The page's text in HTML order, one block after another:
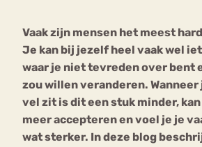
Vaak zijn mensen het meest
Je kan bij jezelf heel vaak wel
waar je niet tevreden over bent
zou willen veranderen. Wanneer
vel zit is dit een stuk minder,
meer accepteren en voel je je
wat sterker. In deze blog
Chat
Forum
mia
Nerv
osa
Eetstoornis
Eetbuien Piekeren
Orthorexia
Afvallen